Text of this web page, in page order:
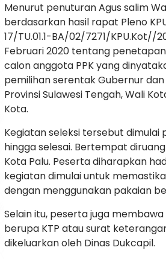
Menurut penuturan Agus salim
berdasarkan hasil rapat Pleno
17/TU.01.1-BA/02/7271/KPU.Kot//
Februari 2020 tentang
calon anggota PPK yang
pemilihan serentak Gubernur
Provinsi Sulawesi Tengah, Wali
Kota.
Kegiatan seleksi tersebut dimulai
hingga selesai. Bertempat diruang
Kota Palu. Peserta diharapkan
kegiatan dimulai untuk
dengan menggunakan pakaian
Selain itu, peserta juga
berupa KTP atau surat
dikeluarkan oleh Dinas Dukcapil.